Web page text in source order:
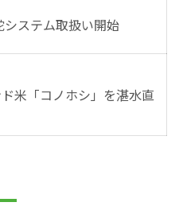
ステム取扱い開始
米「コノホシ」を湛水直